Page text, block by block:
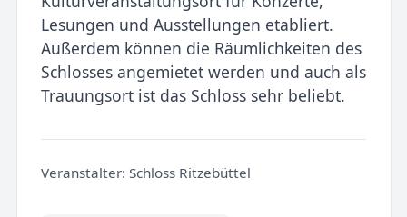
Lesungen und Ausstellungen etabliert.
Außerdem können die Räumlichkeiten des
Schlosses angemietet werden und auch als
Trauungsort ist das Schloss sehr beliebt.
Veranstalter: Schloss Ritzebüttel